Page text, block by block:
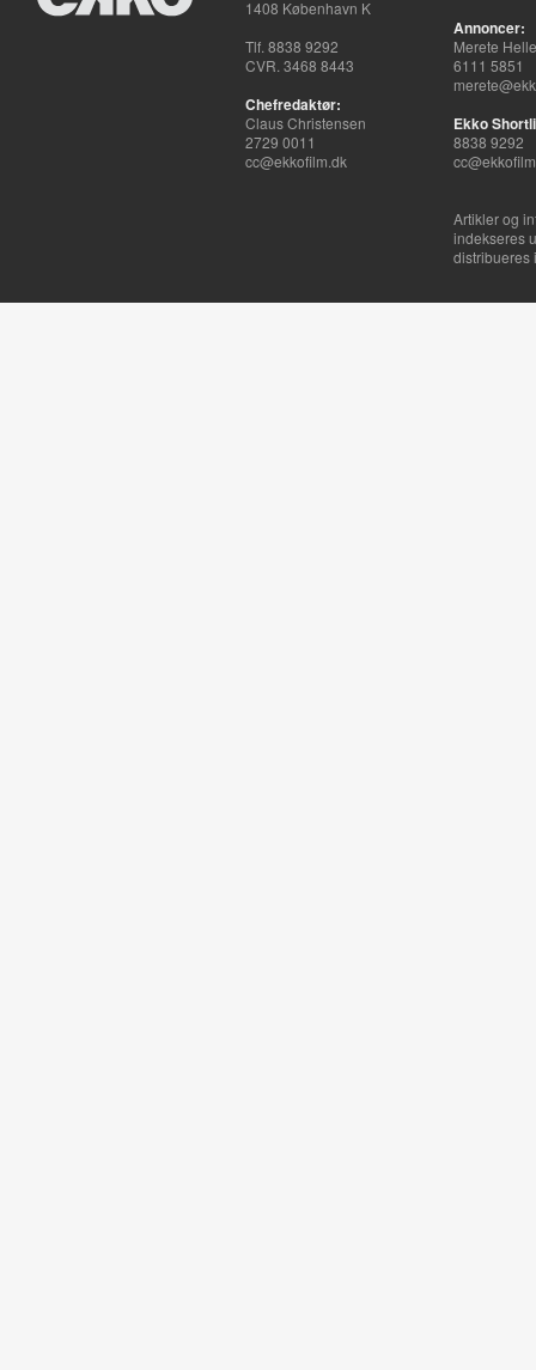
1408 København K
Tlf. 8838 9292
CVR. 3468 8443
Chefredaktør:
Claus Christensen
2729 0011
cc@ekkofilm.dk
Annoncer:
Merete
6111 5851
Ekko
8838 9292
Artikler og
indekseres
distribueres